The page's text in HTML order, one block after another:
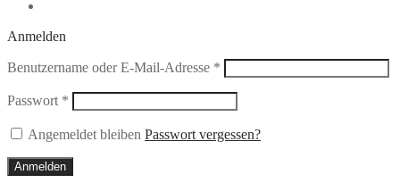
Anmelden
Benutzername oder E-Mail-Adresse * Erforderlich
Passwort * Erforderlich
Angemeldet bleiben Passwort vergessen?
Anmelden